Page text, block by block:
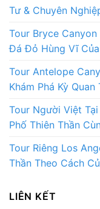
Tư & Chuyên
Tour Bryce Canyon
Đá Đỏ Hùng Vĩ
Tour Antelope
Khám Phá Kỳ
Tour Người Việt
Phố Thiên Thần
Tour Riêng Los
Thần Theo Cách
LIÊN KẾT